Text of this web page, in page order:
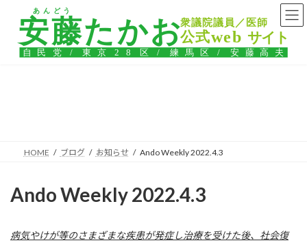
HOME ブログ お知らせ Ando Weekly 2022.4.3
Ando Weekly 2022.4.3
病気やけが等のさまざまな疾患が発症し治療を受けた後、社会復